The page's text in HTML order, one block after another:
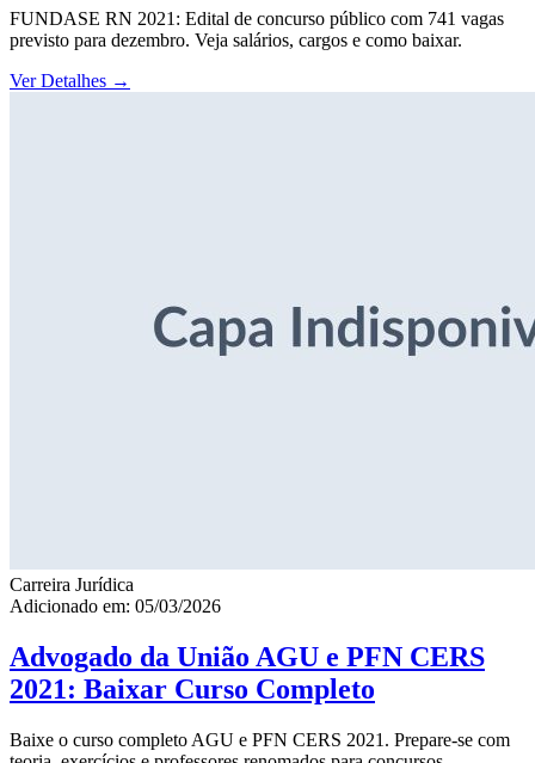
FUNDASE RN 2021: Edital de concurso público com 741 vagas
previsto para dezembro. Veja salários, cargos e como baixar.
Ver Detalhes →
Carreira Jurídica
Adicionado em: 05/03/2026
Advogado da União AGU e PFN CERS
2021: Baixar Curso Completo
Baixe o curso completo AGU e PFN CERS 2021. Prepare-se com